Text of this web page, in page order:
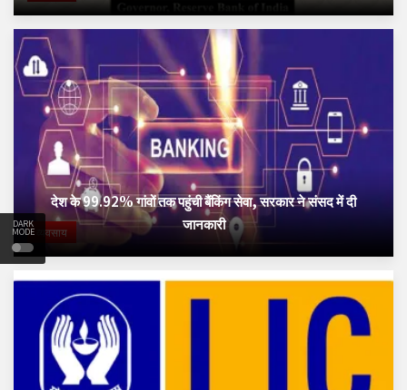
DARK
MODE व्यवसाय
देश के 99.92% गांवों तक पहुंची बैंकिंग सेवा, सरकार ने संसद में दी
जानकारी